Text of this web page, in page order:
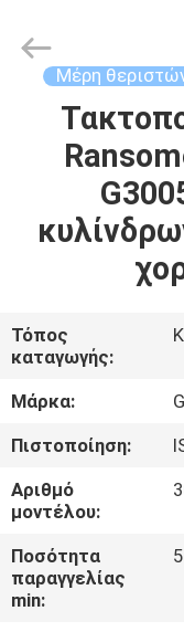
ΣΠΊΤΙ
ΠΡΟΪΌΝΤΑ
ΓΎΡΟΣ
ΠΟΙΟΤΙΚΌΣ
ΈΛΕΓΧΟΣ
ΜΑΣ
Trading
Μέρη
Τόπος
καταγωγής:
Μάρκα:
Πιστοποίηση:
Αριθμό
μοντέλου:
Ποσότητα
παραγγελίας
min:
5